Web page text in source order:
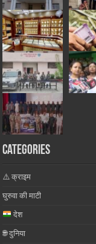
Categories
⚠️ क्राइम
घुरुवा की माटी
देश
🌐 दुनिया